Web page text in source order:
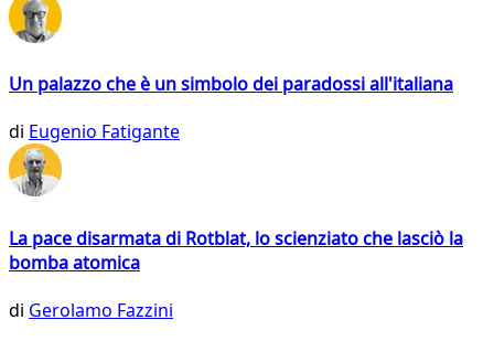
Un palazzo che è un simbolo dei paradossi all'italiana
di Eugenio Fatigante
La pace disarmata di Rotblat, lo scienziato che lasciò la
bomba atomica
di Gerolamo Fazzini